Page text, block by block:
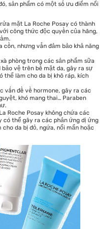
sản phẩm có một số ưu điểm nổi
mặt La Roche Posay có thành
công thức độc quyền của hãng,
cồn, nhưng vẫn đảm bảo khả năng
phòng trong các sản phẩm sữa
vệ trên bề mặt da, gây ra sự
thể làm cho da bị khô ráp, kích
vấn đề về hormone, gây ra các
khó mang thai… Paraben
Roche Posay không chứa các
thể gây ra các phản ứng dị ứng
da bị đỏ, ngứa, nổi mẩn hoặc